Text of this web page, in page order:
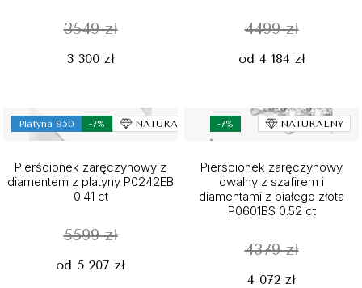
3549 zł
3 300 zł
4499 zł
od 4 184 zł
Platyna 950 -7% NATURALNY
Pierścionek zaręczynowy z
diamentem z platyny P0242EB
0.41 ct
5599 zł
od 5 207 zł
-7% NATURALNY
Pierścionek zaręczynowy
owalny z szafirem i
diamentami z białego złota
P0601BS 0.52 ct
4379 zł
4 072 zł